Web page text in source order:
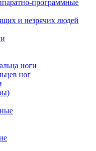
программные
и незрячих людей
ноги
ног